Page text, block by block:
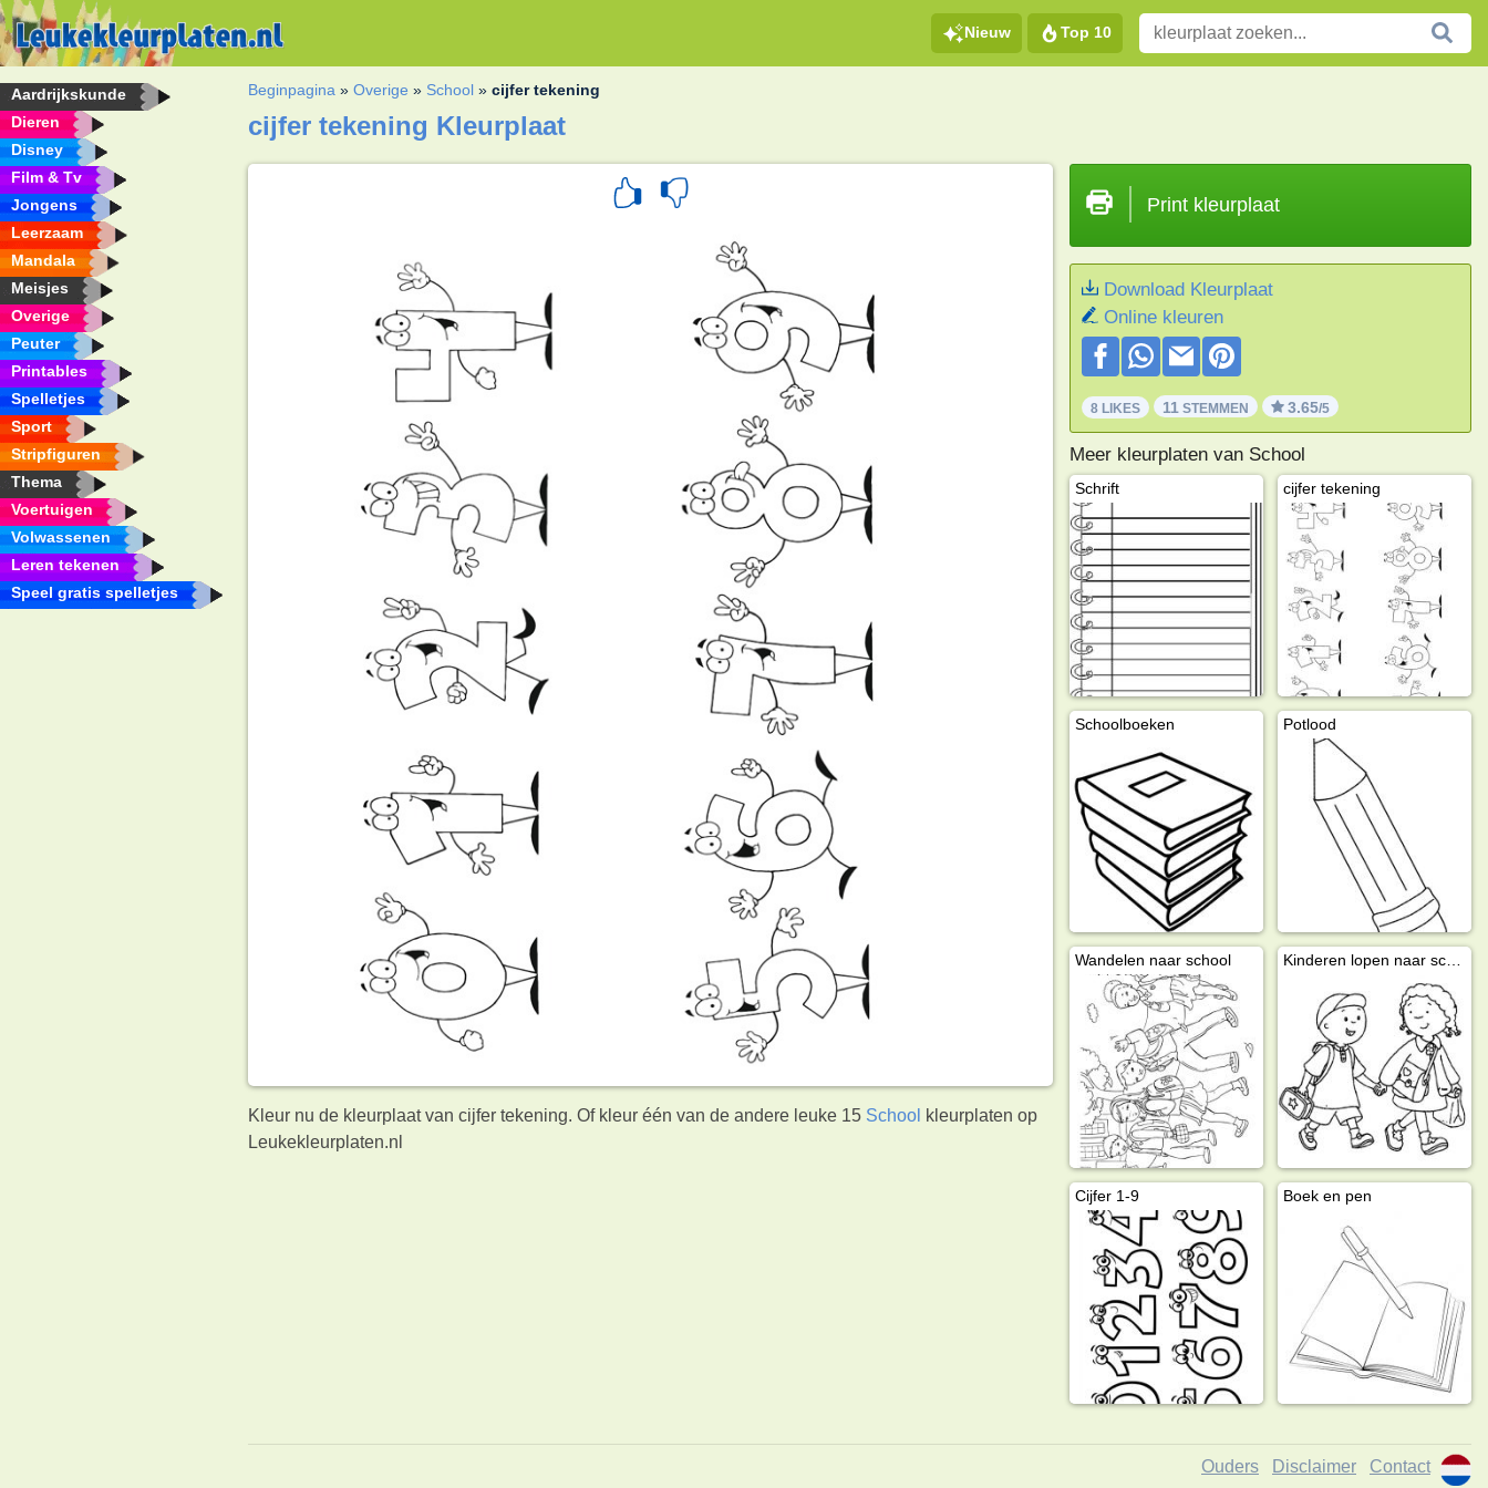
Nieuw Top 10
Aardrijkskunde
Dieren
Disney
Film & Tv
Jongens
Leerzaam
Mandala
Meisjes
Overige
Peuter
Printables
Spelletjes
Sport
Stripfiguren
Thema
Voertuigen
Volwassenen
Leren tekenen
Speel gratis spelletjes
Beginpagina »Overige » School »cijfer tekening
cijfer tekening Kleurplaat
Kleur nu de kleurplaat van cijfer tekening. Of kleur één van de andere leuke 15 School kleurplaten op
Leukekleurplaten.nl
Print kleurplaat
Download Kleurplaat
Online kleuren
8 LIKES 11 STEMMEN 3.65/5
Meer kleurplaten van School
Schrift cijfer tekening
Schoolboeken Potlood
Wandelen naar school Kinderen lopen naar school
Cijfer 1-9 Boek en pen
Ouders Disclaimer Contact